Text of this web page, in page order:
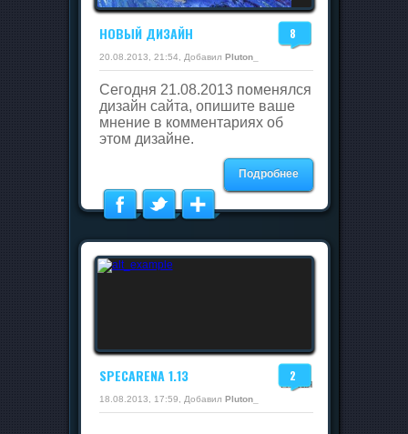
8
НОВЫЙ ДИЗАЙН
20.08.2013, 21:54, Добавил Pluton_
Сегодня 21.08.2013 поменялся
дизайн сайта, опишите ваше
мнение в комментариях об
этом дизайне.
Подробнее
2
SPECARENA 1.13
18.08.2013, 17:59, Добавил Pluton_
Новая